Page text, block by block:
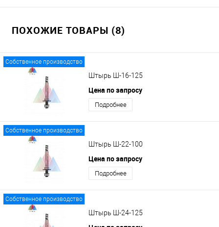
ПОХОЖИЕ ТОВАРЫ (8)
Собственное производство
Штырь Ш-16-125
Цена по запросу
Подробнее
Собственное производство
Штырь Ш-22-100
Цена по запросу
Подробнее
Собственное производство
Штырь Ш-24-125